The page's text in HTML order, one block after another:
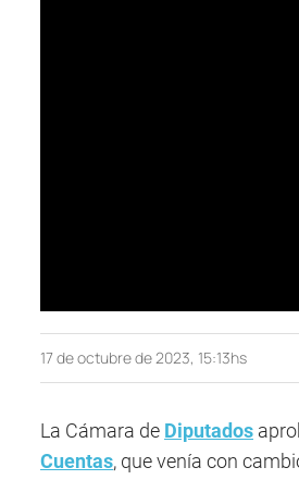
17 de octubre de 2023, 15:13hs
La Cámara de Diputados
Cuentas, que venía con